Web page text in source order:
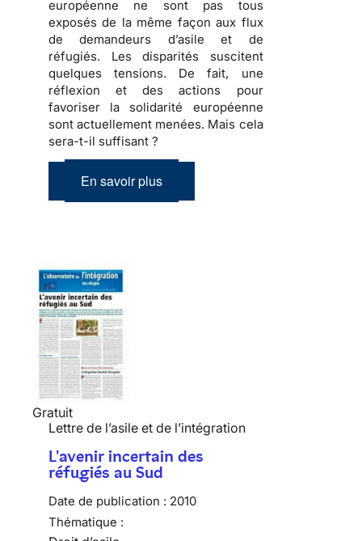
européenne ne sont pas tous
exposés de la même façon aux flux
de demandeurs d’asile et de
réfugiés. Les disparités suscitent
quelques tensions. De fait, une
réflexion et des actions pour
favoriser la solidarité européenne
sont actuellement menées. Mais cela
sera-t-il suffisant ?
En savoir plus
Gratuit
Lettre de l’asile et de l’intégration
L'avenir incertain des
réfugiés au Sud
Date de publication : 2010
Thématique :